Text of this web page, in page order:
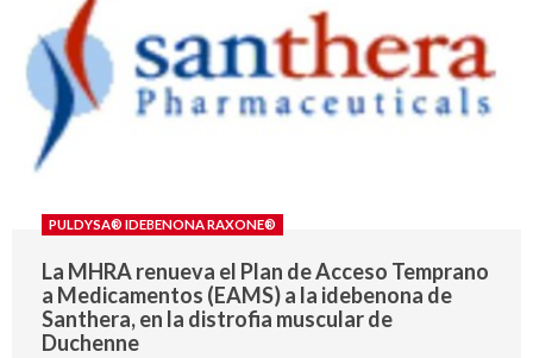
PULDYSA® IDEBENONA RAXONE®
La MHRA renueva el Plan de Acceso Temprano
a Medicamentos (EAMS) a la idebenona de
Santhera, en la distrofia muscular de
Duchenne